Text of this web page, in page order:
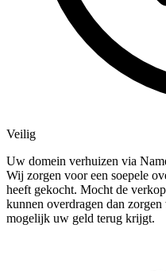
Veilig
Uw domein verhuizen via
Wij zorgen voor een soepele
heeft gekocht. Mocht de
kunnen overdragen dan
mogelijk uw geld terug krijgt.